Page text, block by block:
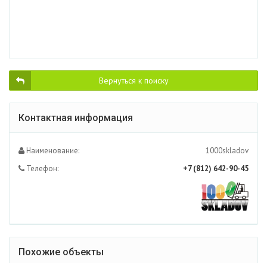
Вернуться к поиску
Контактная информация
Наименование:
1000skladov
Телефон:
+7 (812) 642-90-45
Похожие объекты